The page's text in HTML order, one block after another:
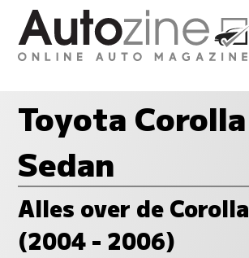
Toyota Corolla
Sedan
Alles over de
(2004 - 2006)